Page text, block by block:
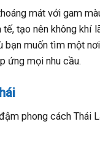
mát với gam
tạo nên không khí
bạn muốn tìm một
ứng mọi nhu cầu.
phong cách Thái